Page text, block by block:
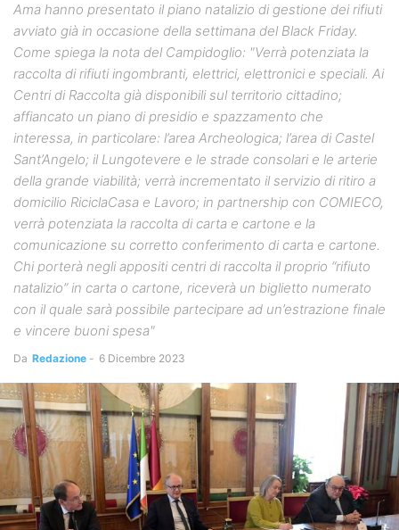
Ama hanno presentato il piano natalizio di gestione dei rifiuti
avviato già in occasione della settimana del Black Friday.
Come spiega la nota del Campidoglio: "Verrà potenziata la
raccolta di rifiuti ingombranti, elettrici, elettronici e speciali. Ai
Centri di Raccolta già disponibili sul territorio cittadino;
affiancato un piano di presidio e spazzamento che
interessa, in particolare: l’area Archeologica; l’area di Castel
Sant’Angelo; il Lungotevere e le strade consolari e le arterie
della grande viabilità; verrà incrementato il servizio di ritiro a
domicilio RiciclaCasa e Lavoro; in partnership con COMIECO,
verrà potenziata la raccolta di carta e cartone e la
comunicazione su corretto conferimento di carta e cartone.
Chi porterà negli appositi centri di raccolta il proprio “rifiuto
natalizio” in carta o cartone, riceverà un biglietto numerato
con il quale sarà possibile partecipare ad un’estrazione finale
e vincere buoni spesa"
Da Redazione - 6 Dicembre 2023